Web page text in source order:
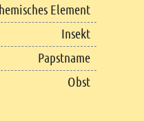
Element
Insekt
Papstname
Obst